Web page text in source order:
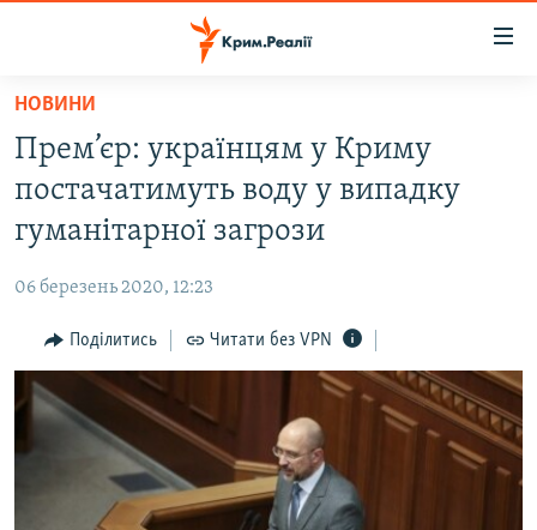
Перейти
основного
матеріалу
до
основної
навігації
Перейти
до
пошуку
НОВИНИ
ВОДА.КРИМ
ВІДЕО ТА ФОТО
БЛОГИ
ПОГЛЯД
ІНТЕРВ'Ю
ВСЕ ЗА ДЕНЬ
СПЕЦПРОЕКТИ
ДЕПОРТАЦІЯ
ЯК ОБІЙТИ БЛОКУВАННЯ
НОВИНИ
Прем’єр: українцям у Криму
постачатимуть воду у випадку
гуманітарної загрози
06 березень 2020, 12:23
Поділитись Читати без VPN